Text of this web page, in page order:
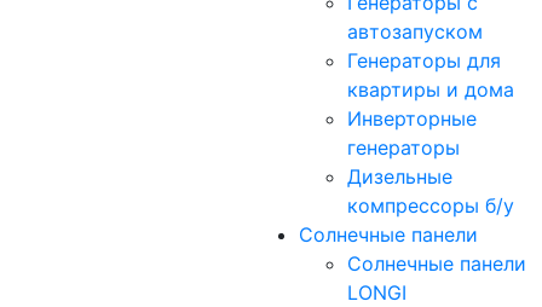
автозапуском
Генераторы для
квартиры и дома
Инверторные
генераторы
Дизельные
компрессоры б/у
Солнечные панели
Солнечные панели
LONGI